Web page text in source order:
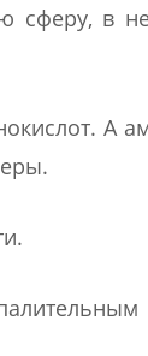
сферу, в
А